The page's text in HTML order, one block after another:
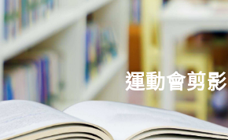
運動會剪影